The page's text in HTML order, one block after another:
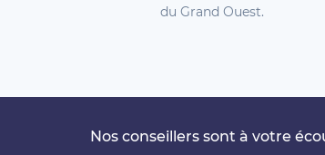
du Grand Ouest.
Nos conseillers sont à votre